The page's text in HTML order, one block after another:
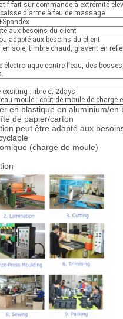
fait sur commande à extrémité
d'arme à feu de massage
aux besoins du client
adapté aux besoins du client
en soie, timbre chaud, gravent en
électronique contre l'eau, des
exsiting : libre et 2days
moule : coût de moule de charge
en plastique en aluminium/en
de papier/carton
peut être adapté aux
(charge de moule)